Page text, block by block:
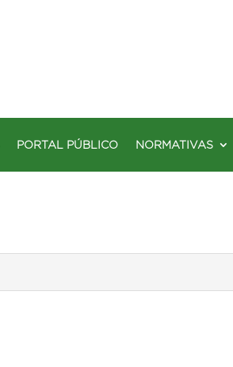
PORTAL PÚBLICO NORMATIVAS